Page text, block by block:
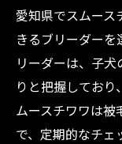
愛知県でスムー
きるブリーダー
リーダーは、子
りと把握してお
ムースチワワは
で、定期的なチ